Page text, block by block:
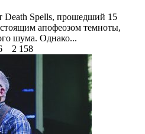
Death Spells, прошедший 15
апофеозом темноты,
шума. Однако...
2 158